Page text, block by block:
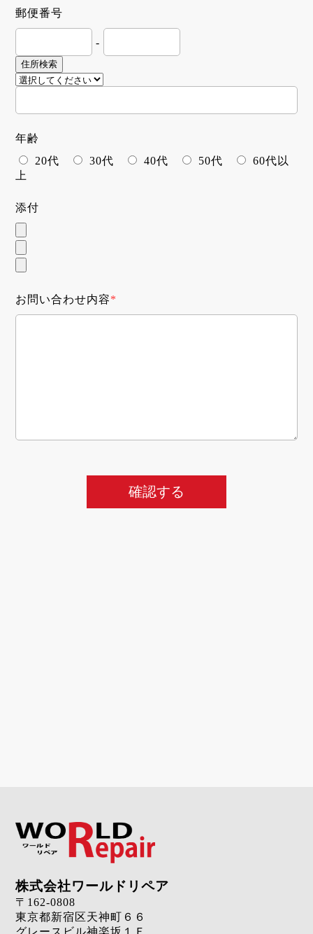
郵便番号
-
住所検索
年齢
20代
30代 40代 50代
60代以
上
添付
お問い合わせ内容*
株式会社ワールドリペア
〒162-0808
東京都新宿区天神町６６
グレースビル神楽坂１Ｆ